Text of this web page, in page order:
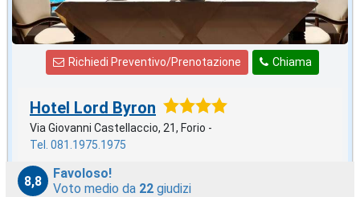
Chiama
Richiedi Preventivo/Prenotazione
Hotel Lord Byron
Via Giovanni Castellaccio, 21, Forio -
Tel. 081.1975.1975
8,8
Favoloso!
Voto medio da 22 giudizi